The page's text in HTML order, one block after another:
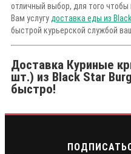
отличный выбор, для того
Вам услугу доставка еды из
быстрой курьерской службой
Доставка Куриные
шт.) из Black Star
быстро!